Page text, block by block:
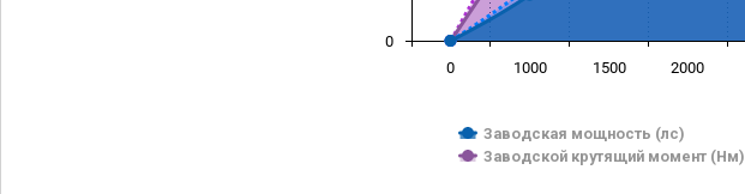
Заводская мощность (лс)
Заводской крутящий момент (Нм)
0 1000 1500 2000
0